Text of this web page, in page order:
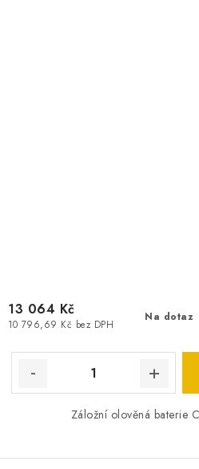
Na dotaz
10 796,69 Kč bez DPH
13 064 Kč
Záložní olověná baterie